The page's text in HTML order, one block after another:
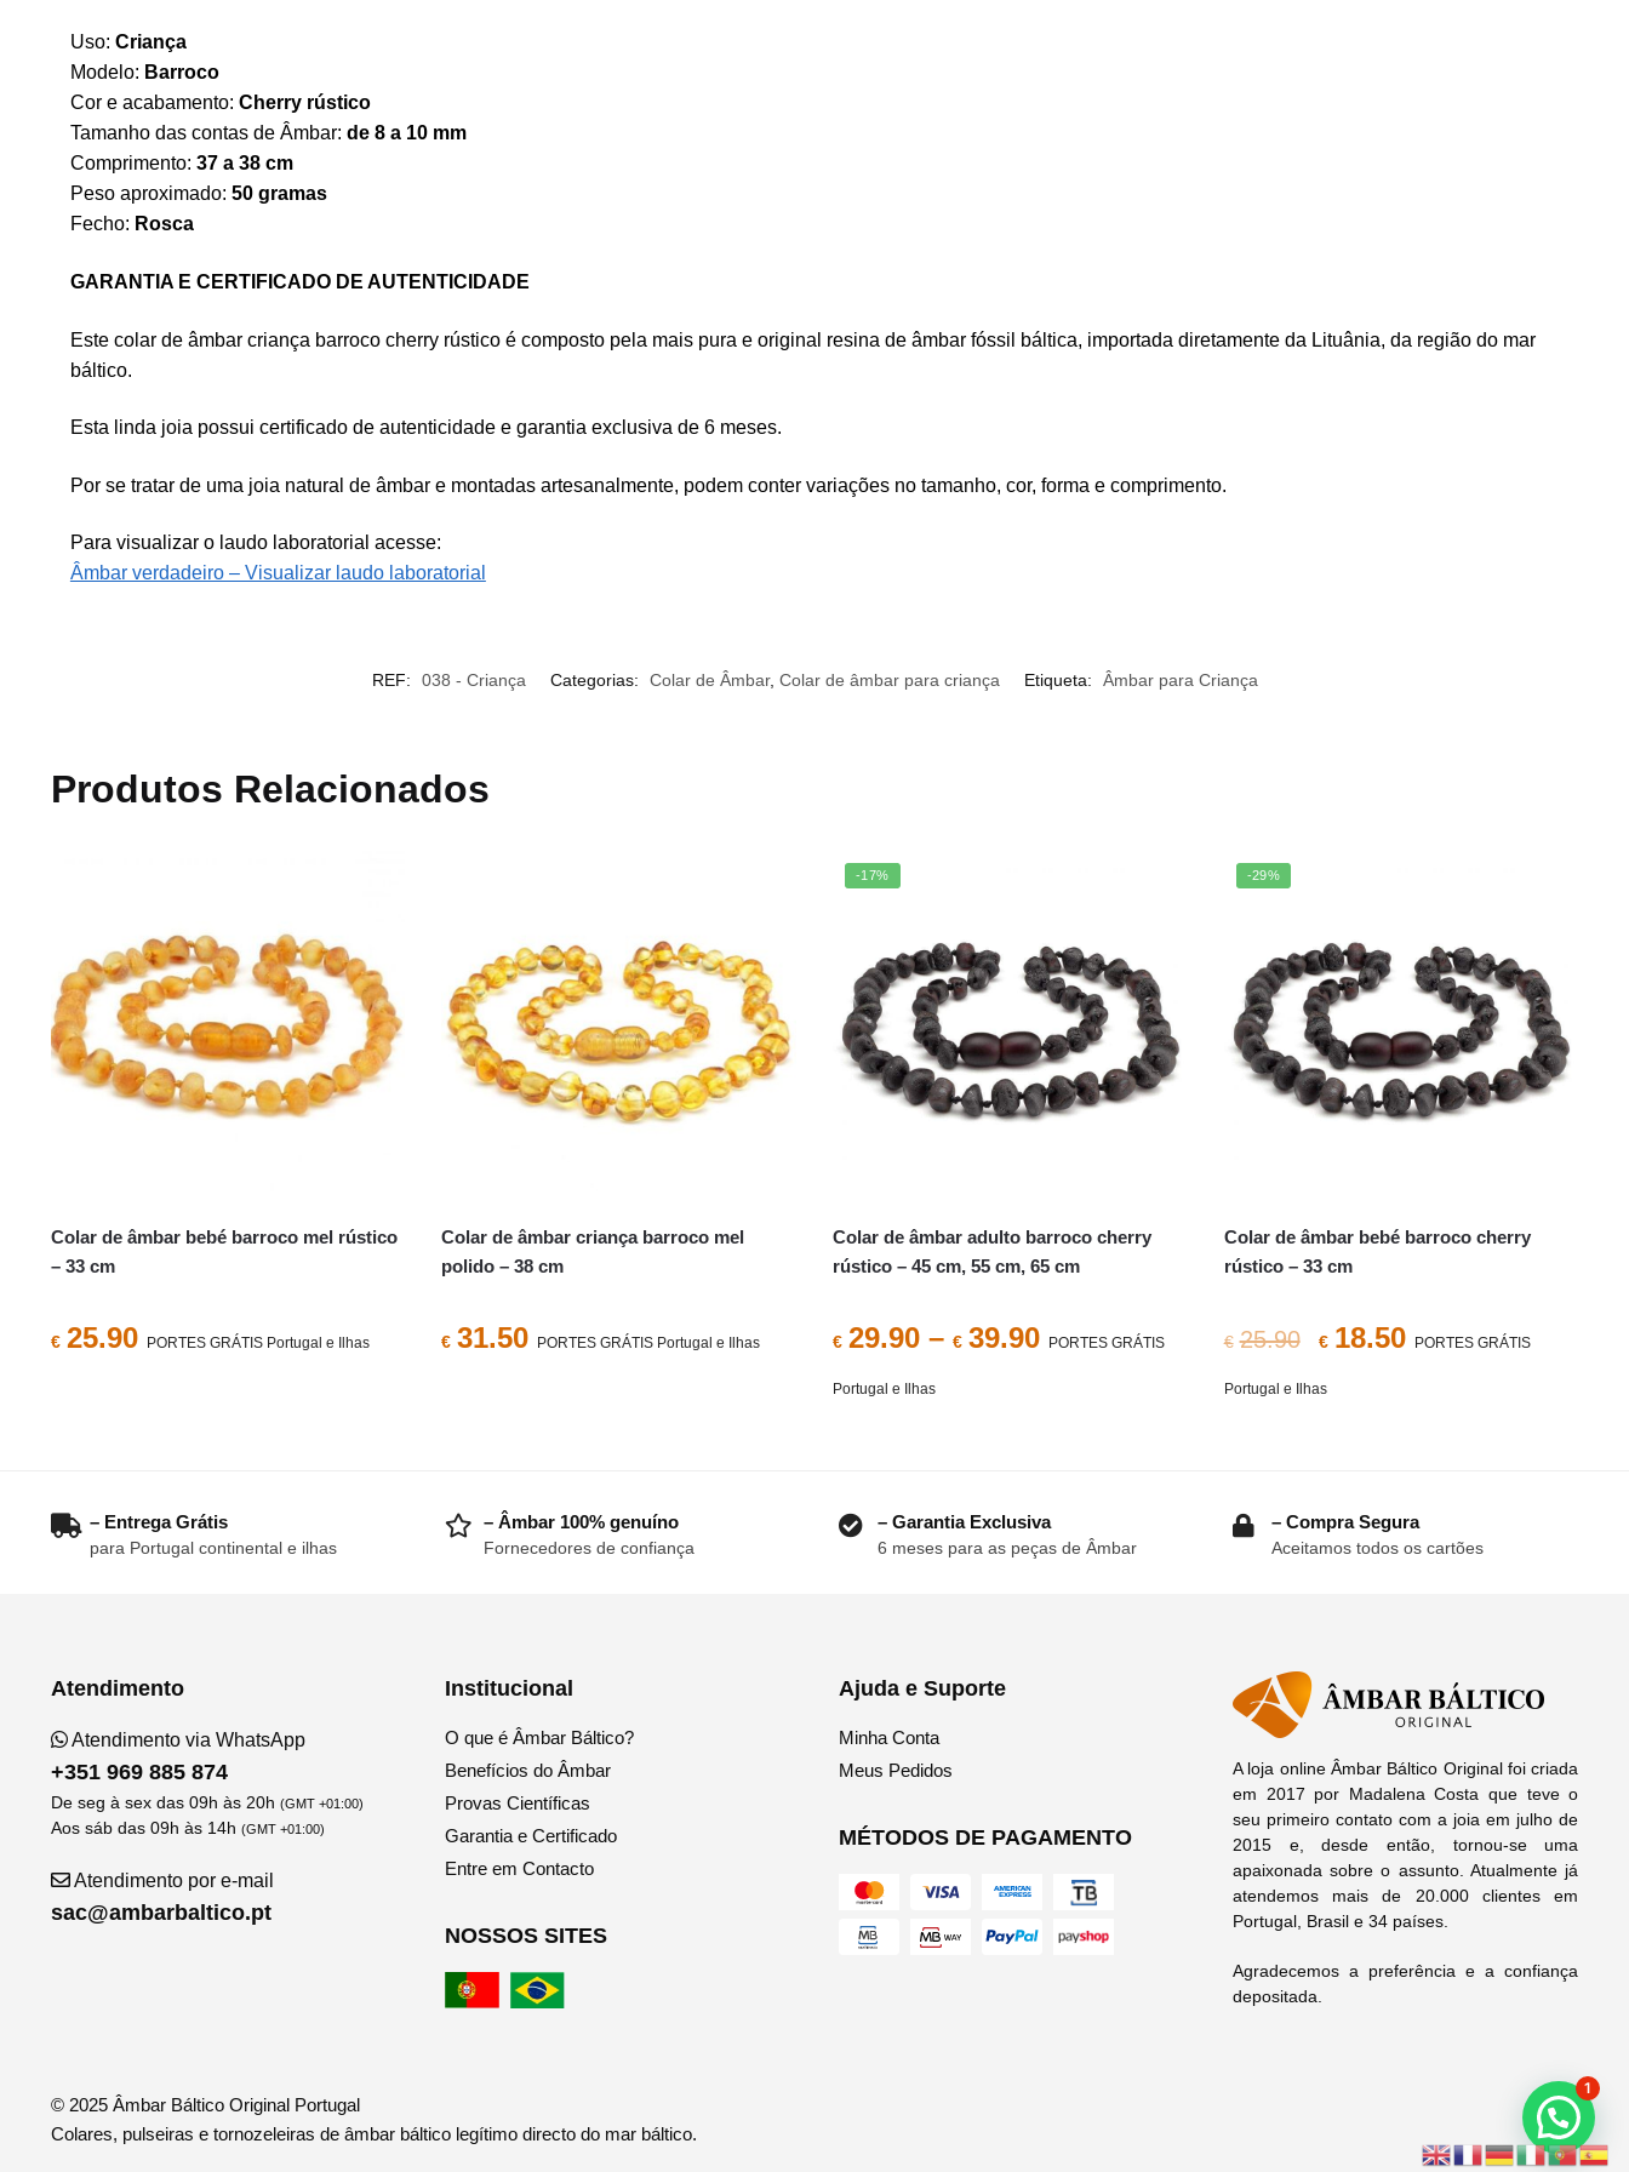
Uso: Criança
Modelo: Barroco
Cor e acabamento: Cherry rústico
Tamanho das contas de Âmbar: de 8 a 10 mm
Comprimento: 37 a 38 cm
Peso aproximado: 50 gramas
Fecho: Rosca
GARANTIA E CERTIFICADO DE AUTENTICIDADE
Este colar de âmbar criança barroco cherry rústico é composto pela mais pura e original resina de âmbar fóssil báltica, importada diretamente da Lituânia, da região do mar
báltico.
Esta linda joia possui certificado de autenticidade e garantia exclusiva de 6 meses.
Por se tratar de uma joia natural de âmbar e montadas artesanalmente, podem conter variações no tamanho, cor, forma e comprimento.
Para visualizar o laudo laboratorial acesse:
Âmbar verdadeiro – Visualizar laudo laboratorial
REF: 038 - Criança Categorias: Colar de Âmbar, Colar de âmbar para criança Etiqueta: Âmbar para Criança
Produtos Relacionados
Colar de âmbar bebé barroco mel rústico
– 33 cm
€ 25.90 PORTES GRÁTIS Portugal e Ilhas
Colar de âmbar criança barroco mel
polido – 38 cm
€ 31.50 PORTES GRÁTIS Portugal e Ilhas
-17%
Colar de âmbar adulto barroco cherry
rústico – 45 cm, 55 cm, 65 cm
€ 29.90 – € 39.90 PORTES GRÁTIS
Portugal e Ilhas
multiple
variants.
be
on
the
page
-29%
Colar de âmbar bebé barroco cherry
rústico – 33 cm
€ 25.90
O
preço
€25.90.
€ 18.50O
€18.50.
PORTES GRÁTIS
Portugal e Ilhas
– Entrega Grátis
para Portugal continental e ilhas
– Âmbar 100% genuíno
Fornecedores de confiança
– Garantia Exclusiva
6 meses para as peças de Âmbar
– Compra Segura
Aceitamos todos os cartões
Atendimento
Atendimento via WhatsApp
+351 969 885 874
De seg à sex das 09h às 20h (GMT +01:00)
Aos sáb das 09h às 14h (GMT +01:00)
Atendimento por e-mail
sac@ambarbaltico.pt
Institucional
O que é Âmbar Báltico?
Benefícios do Âmbar
Provas Científicas
Garantia e Certificado
Entre em Contacto
NOSSOS SITES
Ajuda e Suporte
Minha Conta
Meus Pedidos
MÉTODOS DE PAGAMENTO
A loja online Âmbar Báltico Original foi criada
em 2017 por Madalena Costa que teve o
seu primeiro contato com a joia em julho de
2015 e, desde então, tornou-se uma
apaixonada sobre o assunto. Atualmente já
atendemos mais de 20.000 clientes em
Portugal, Brasil e 34 países.
Agradecemos a preferência e a confiança
depositada.
© 2025 Âmbar Báltico Original Portugal
Colares, pulseiras e tornozeleiras de âmbar báltico legítimo directo do mar báltico.
1